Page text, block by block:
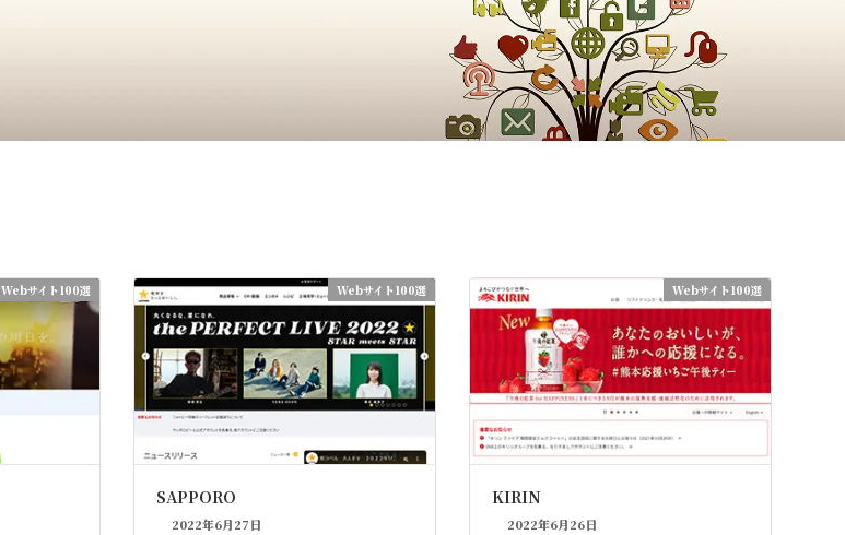
Webサイト100選 Webサイト100選
SAPPORO
2022年6月27日
Webサイト100選
KIRIN
2022年6月26日